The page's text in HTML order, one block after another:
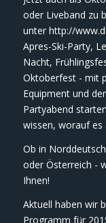
oder Liveband zu
unter http://
Apres-Ski-Party,
Nacht,
Oktoberfest - mit
Equipment und
Partyabend
wissen, worauf es
Ob in
oder Österreich -
Ihnen!
Aktuell haben wir
Programm für